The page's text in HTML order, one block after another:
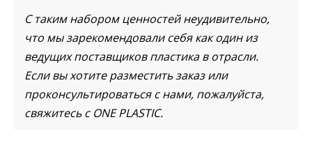
С таким набором ценностей неудивительно,
что мы зарекомендовали себя как один из
ведущих поставщиков пластика в отрасли.
Если вы хотите разместить заказ или
проконсультироваться с нами, пожалуйста,
свяжитесь с ONE PLASTIC.